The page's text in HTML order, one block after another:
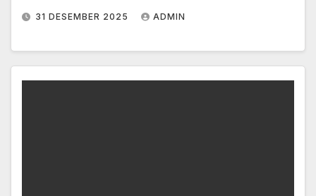
31 DESEMBER 2025 ADMIN